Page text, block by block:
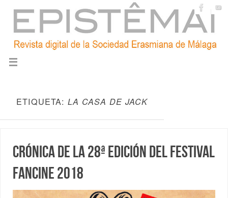
ETIQUETA: LA CASA DE JACK
Crónica de la 28ª edición del Festival
FANCINE 2018